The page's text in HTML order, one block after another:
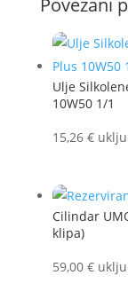
Povezani
Ulje
10W50 1/1
15,26 €
Cilindar
klipa)
59,00 €